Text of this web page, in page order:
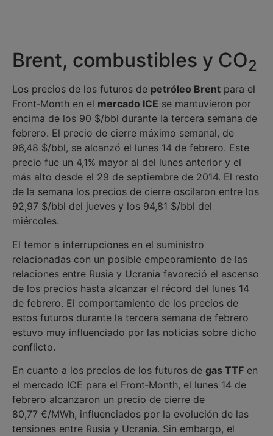
Brent, combustibles y CO2
Los precios de los futuros de petróleo Brent para el
Front‑Month en el mercado ICE se mantuvieron por
encima de los 90 $/bbl durante la tercera semana de
febrero. El precio de cierre máximo semanal, de
96,48 $/bbl, se alcanzó el lunes 14 de febrero. Este
precio fue un 4,1% mayor al del lunes anterior y el
más alto desde el 29 de septiembre de 2014. El resto
de la semana los precios de cierre oscilaron entre los
92,97 $/bbl del jueves y los 94,81 $/bbl del
miércoles.
El temor a interrupciones en el suministro
relacionadas con un posible empeoramiento de las
relaciones entre Rusia y Ucrania favoreció el ascenso
de los precios hasta alcanzar el récord del lunes 14
de febrero. El comportamiento de los precios de
estos futuros durante la tercera semana de febrero
estuvo muy influenciado por las noticias sobre dicho
conflicto.
En cuanto a los precios de los futuros de gas TTF en
el mercado ICE para el Front‑Month, el lunes 14 de
febrero alcanzaron un precio de cierre de
80,77 €/MWh, influenciados por la evolución de las
tensiones entre Rusia y Ucrania. Sin embargo, el